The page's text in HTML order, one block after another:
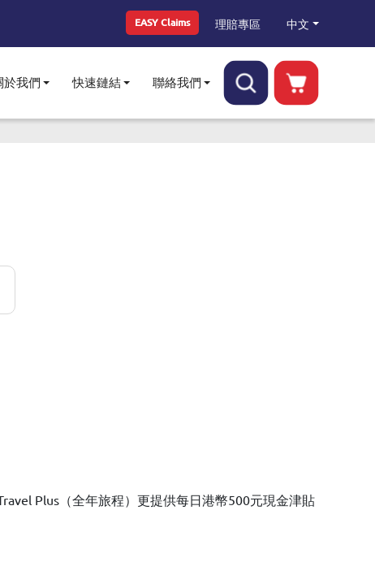
Top Menu
EASY Claims 理賠專區 中文
於我們
Toggle submenu
快速鏈結
Toggle submenu
聯絡我們
Toggle submenu
Plus（全年旅程）更提供每日港幣500元現金津貼